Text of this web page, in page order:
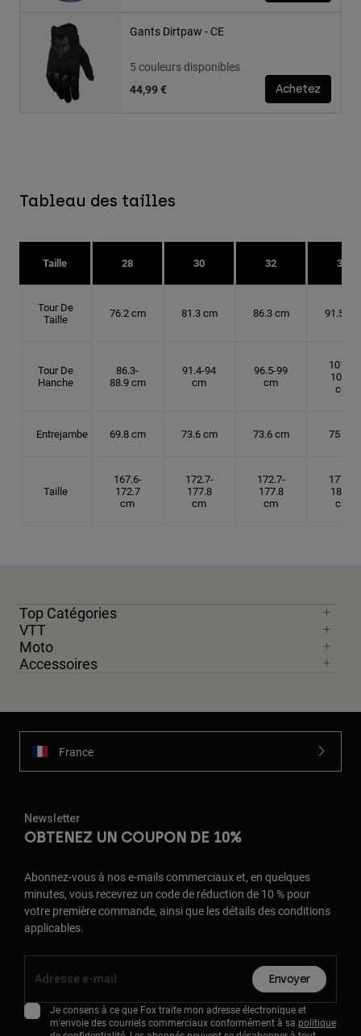
Gants Dirtpaw - CE
5 couleurs disponibles
44,99 €
Achetez
Tableau des tailles
Taille 28 30 32 34
Tour De
Taille
76.2 cm 81.3 cm 86.3 cm 91.5 cm
Tour De
Hanche
86.3-
88.9 cm
91.4-94
cm
96.5-99
cm
101.6-
104.1
cm
Entrejambe 69.8 cm 73.6 cm 73.6 cm 75 cm
Taille
167.6-
172.7
cm
172.7-
177.8
cm
172.7-
177.8
cm
177.8-
182.9
cm
Top Catégories
VTT
Moto
Accessoires
France
Newsletter
OBTENEZ UN COUPON DE 10%
Abonnez-vous à nos e-mails commerciaux et, en quelques
minutes, vous recevrez un code de réduction de 10 % pour
votre première commande, ainsi que les détails des conditions
applicables.
Envoyer
Je consens à ce que Fox traite mon adresse électronique et
m'envoie des courriels commerciaux conformément à sa politique